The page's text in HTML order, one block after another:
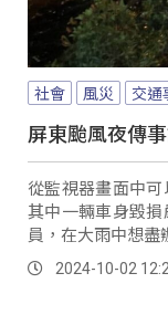
社會 風災 交通
屏東颱風夜傳
從監視器畫面中
其中一輛車身毀
員，在大雨中想盡
2024-10-02